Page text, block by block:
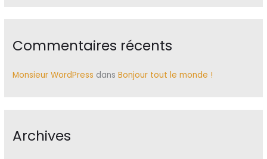
Commentaires récents
Monsieur WordPress dansBonjour tout le monde !
Archives